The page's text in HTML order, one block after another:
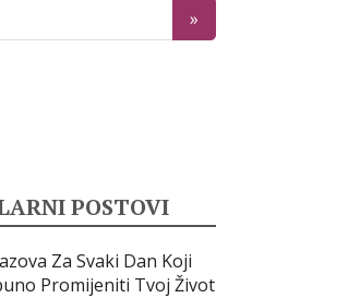
POSTOVI
Za Svaki Dan Koji
Promijeniti Tvoj Život